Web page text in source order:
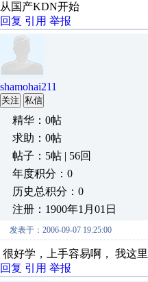
从国产KDN开始
回复 引用 举报
shamohai211
关注 私信
精华：0帖
求助：0帖
帖子：5帖 | 56回
年度积分：0
历史总积分：0
注册：1900年1月01日
发表于：2006-09-07 19:25:00
很好学，上手容易啊， 我这
回复 引用 举报